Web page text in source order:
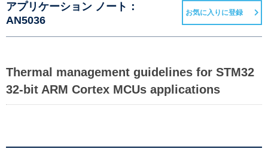
アプリケーション ノート：
AN5036
お気に入りに登録
Thermal management guidelines for STM32
32-bit ARM Cortex MCUs applications